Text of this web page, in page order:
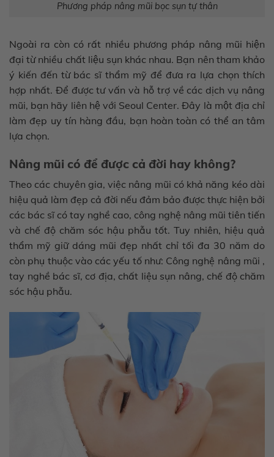
Phương pháp nâng mũi bọc sụn tự thân
Ngoài ra còn có rất nhiều phương pháp nâng mũi hiện
đại từ nhiều chất liệu sụn khác nhau. Bạn nên tham khảo
ý kiến đến từ bác sĩ thẩm mỹ để đưa ra lựa chọn thích
hợp nhất. Để được tư vấn và hỗ trợ về các dịch vụ nâng
mũi, bạn hãy liên hệ với Seoul Center. Đây là một địa chỉ
làm đẹp uy tín hàng đầu, bạn hoàn toàn có thể an tâm
lựa chọn.
Nâng mũi có để được cả đời hay không?
Theo các chuyên gia, việc nâng mũi có khả năng kéo dài
hiệu quả làm đẹp cả đời nếu đảm bảo được thực hiện bởi
các bác sĩ có tay nghề cao, công nghệ nâng mũi tiên tiến
và chế độ chăm sóc hậu phẫu tốt. Tuy nhiên, hiệu quả
thẩm mỹ giữ dáng mũi đẹp nhất chỉ tối đa 30 năm do
còn phụ thuộc vào các yếu tố như: Công nghệ nâng mũi ,
tay nghề bác sĩ, cơ địa, chất liệu sụn nâng, chế độ chăm
sóc hậu phẫu.